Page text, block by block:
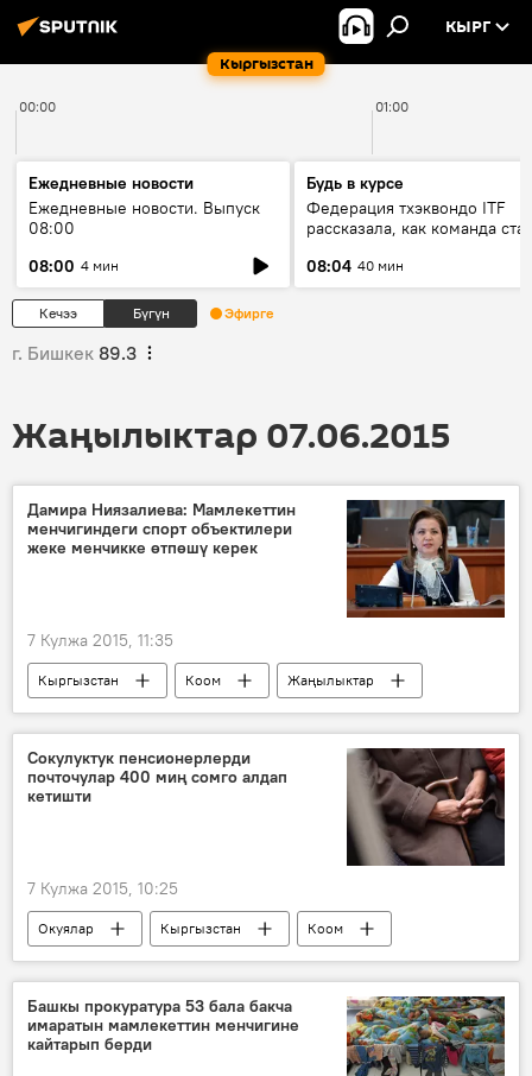
Кыргызстан
КЫРГ
00:00 01:00
Ежедневные новости
Ежедневные новости. Выпуск
08:00
08:00 4 мин
Будь в курсе
Федерация тхэквондо ITF
рассказала, как команда
08:04 40 мин
Кечээ Бүгүн Эфирге
г. Бишкек 89.3
Жаңылыктар 07.06.2015
Дамира Ниязалиева: Мамлекеттин
менчигиндеги спорт объектилери
жеке менчикке өтпөшү керек
7 Кулжа 2015, 11:35
Кыргызстан Коом
Жаңылыктар
Ой-пикир
Дамира Ниязалиева
менчиктештирүү
спорттук мекеме
Сокулуктук пенсионерлерди
почточулар 400 миң сомго алдап
кетишти
7 Кулжа 2015, 10:25
Окуялар Кыргызстан
Коом
Жаңылыктар
Башкы прокуратура
кылмыш иши
пенсия
"Кыргыз почтасы" ААК
Башкы прокуратура 53 бала бакча
имаратын мамлекеттин менчигине
кайтарып берди